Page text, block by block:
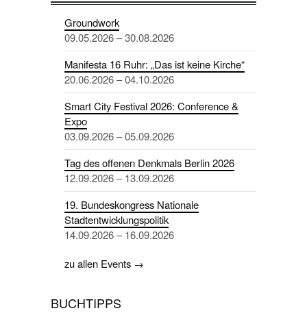
Groundwork
09.05.2026 – 30.08.2026
Manifesta 16 Ruhr: „Das ist keine Kirche“
20.06.2026 – 04.10.2026
Smart City Festival 2026: Conference &
Expo
03.09.2026 – 05.09.2026
Tag des offenen Denkmals Berlin 2026
12.09.2026 – 13.09.2026
19. Bundeskongress Nationale
Stadtentwicklungspolitik
14.09.2026 – 16.09.2026
zu allen Events →
BUCHTIPPS